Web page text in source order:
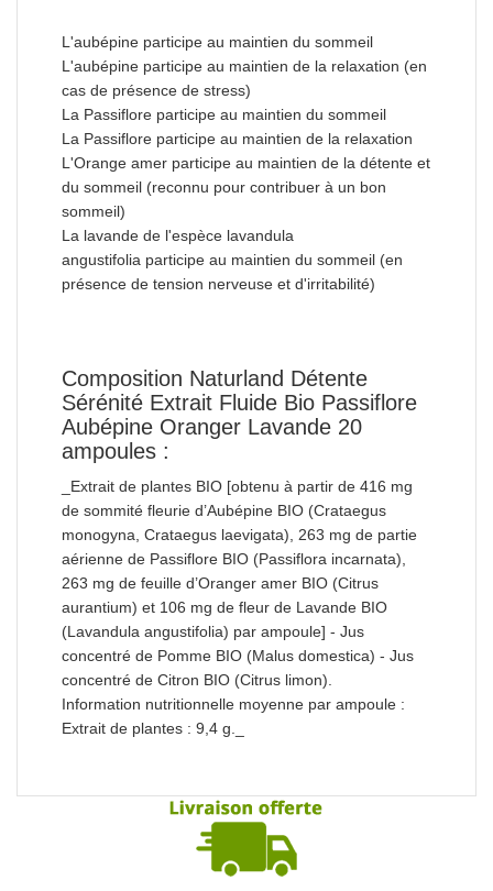
L'aubépine participe au maintien du sommeil
L'aubépine participe au maintien de la relaxation (en
cas de présence de stress)
La Passiflore participe au maintien du sommeil
La Passiflore participe au maintien de la relaxation
L'Orange amer participe au maintien de la détente et
du sommeil (reconnu pour contribuer à un bon
sommeil)
La lavande de l'espèce lavandula
angustifolia participe au maintien du sommeil (en
présence de tension nerveuse et d'irritabilité)
Composition Naturland Détente
Sérénité Extrait Fluide Bio Passiflore
Aubépine Oranger Lavande 20
ampoules :
_Extrait de plantes BIO [obtenu à partir de 416 mg
de sommité fleurie d’Aubépine BIO (Crataegus
monogyna, Crataegus laevigata), 263 mg de partie
aérienne de Passiflore BIO (Passiflora incarnata),
263 mg de feuille d’Oranger amer BIO (Citrus
aurantium) et 106 mg de fleur de Lavande BIO
(Lavandula angustifolia) par ampoule] - Jus
concentré de Pomme BIO (Malus domestica) - Jus
concentré de Citron BIO (Citrus limon).
Information nutritionnelle moyenne par ampoule :
Extrait de plantes : 9,4 g._